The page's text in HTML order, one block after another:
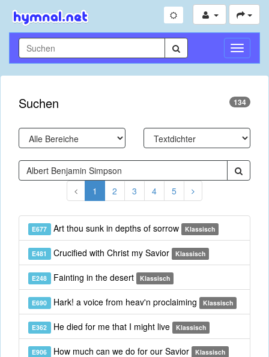
Suchen 134
1 2 3 4 5
E677 Art thou sunk in depths of sorrow Klassisch
E481 Crucified with Christ my Savior Klassisch
E248 Fainting in the desert Klassisch
E690 Hark! a voice from heav'n proclaiming Klassisch
E362 He died for me that I might live Klassisch
E906 How much can we do for our Savior Klassisch